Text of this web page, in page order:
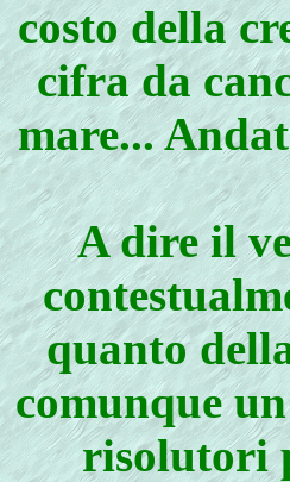
costo della
cifra da
mare...
Adire il
quanto
comunque
risolutori